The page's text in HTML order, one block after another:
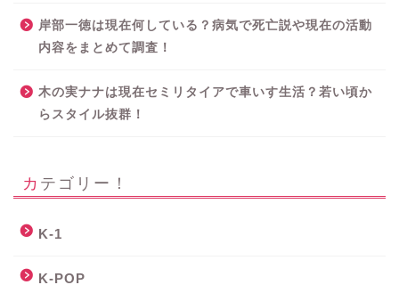
岸部一徳は現在何している？病気で死亡説や現在の活動
内容をまとめて調査！
木の実ナナは現在セミリタイアで車いす生活？若い頃か
らスタイル抜群！
カテゴリー！
K-1
K-POP